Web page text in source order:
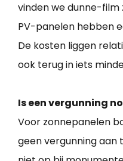
vinden we dunne-
PV-panelen hebben
De kosten liggen
ook terug in iets
Is een vergunning
Voor zonnepanelen
geen vergunning aan